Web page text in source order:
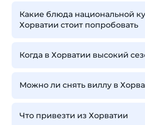
Какие блюда национальной
Хорватии стоит попробовать
Когда в Хорватии высокий
Можно ли снять виллу в
Что привезти из Хорватии